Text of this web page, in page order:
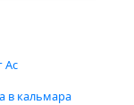
Ас
в кальмара